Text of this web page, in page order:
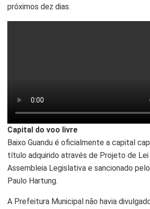
próximos dez dias.
Capital do voo livre
Baixo Guandu é oficialmente a capital
título adquirido através de Projeto de Lei
Assembleia Legislativa e sancionado
Paulo Hartung.
A Prefeitura Municipal não havia